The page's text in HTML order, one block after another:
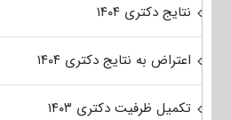
نتایج دکتری ۱۴۰۴
اعتراض به نتایج دکتری ۱۴۰۴
تکمیل ظرفیت دکتری ۱۴۰۳